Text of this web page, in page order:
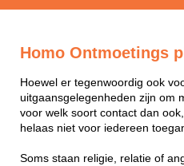
Homo Ontmoetings
Hoewel er tegenwoordig ook
uitgaansgelegenheden zijn om
voor welk soort contact dan
helaas niet voor iedereen
Soms staan religie, relatie of